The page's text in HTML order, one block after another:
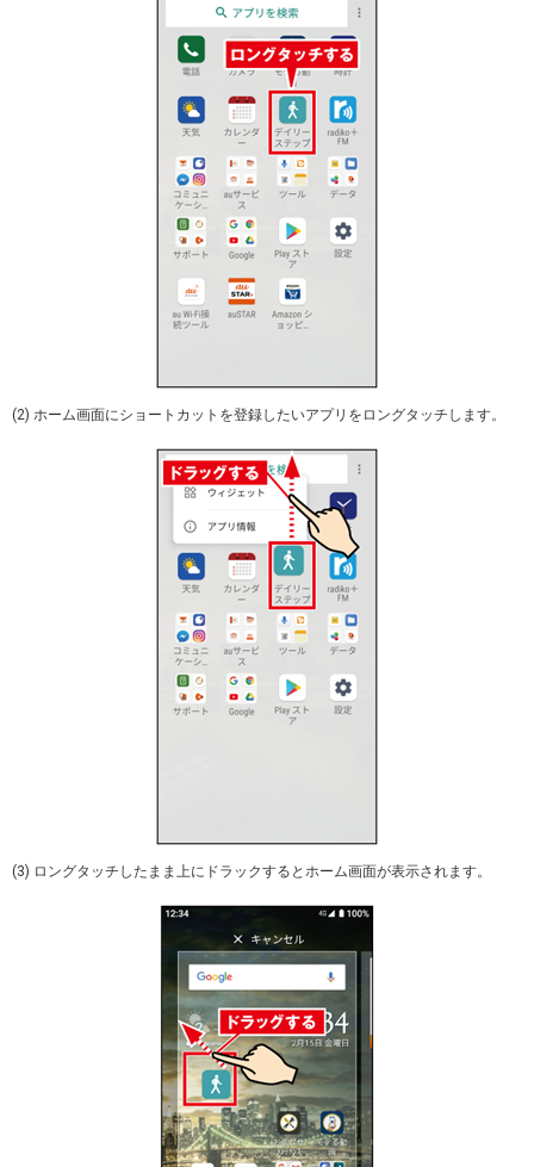
(2) ホーム画面にショートカットを登録したいアプリをロングタッチします。
(3) ロングタッチしたまま上にドラックするとホーム画面が表示されます。